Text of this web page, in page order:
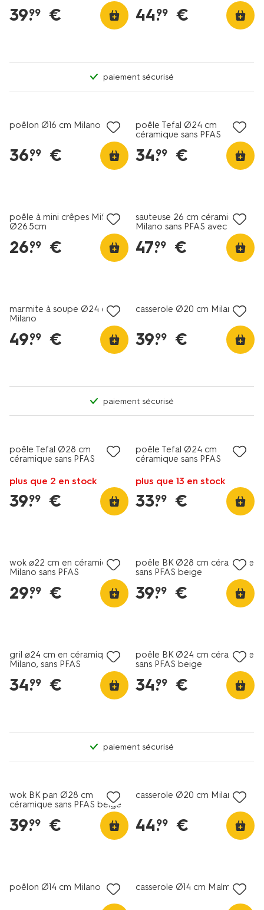
39.
99 € 44.
99 €
paiement sécurisé
poêlon Ø16 cm Milano
36.
99 €
poêle Tefal Ø24 cm
céramique sans PFAS
34.
99 €
poêle à mini crêpes Miffy
Ø26.5cm
26.
99 €
sauteuse 26 cm céramique
Milano sans PFAS avec
47.
99 €
marmite à soupe Ø24 cm
Milano
49.
99 €
casserole Ø20 cm Milano
39.
99 €
paiement sécurisé
poêle Tefal Ø28 cm
céramique sans PFAS
plus que 2 en stock
39.
99 €
poêle Tefal Ø24 cm
céramique sans PFAS
plus que 13 en stock
33.
99 €
wok ⌀22 cm en céramique
Milano sans PFAS
29.
99 €
poêle BK Ø28 cm céramique
sans PFAS beige
39.
99 €
gril ⌀24 cm en céramique
Milano, sans PFAS
34.
99 €
poêle BK Ø24 cm céramique
sans PFAS beige
34.
99 €
paiement sécurisé
wok BK pan Ø28 cm
céramique sans PFAS beige
39.
99 €
casserole Ø20 cm Milano
44.
99 €
poêlon Ø14 cm Milano inox casserole Ø14 cm Malmö